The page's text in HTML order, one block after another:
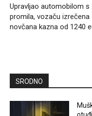
Upravljao automobilom s
promila, vozaču izrečena
novčana kazna od 1240
SRODNO